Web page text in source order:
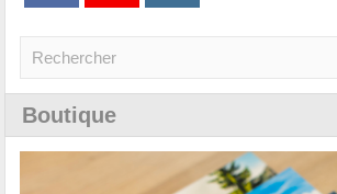
Boutique